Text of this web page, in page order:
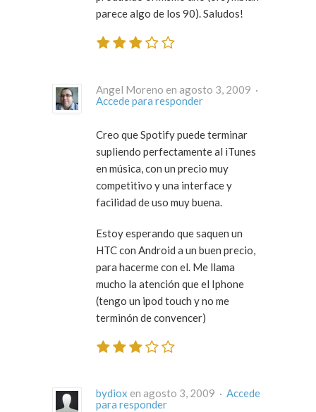
parece algo de los 90). Saludos!
Angel Moreno en agosto 3, 2009 ·
Accede para responder
Creo que Spotify puede terminar
supliendo perfectamente al iTunes
en música, con un precio muy
competitivo y una interface y
facilidad de uso muy buena.
Estoy esperando que saquen un
HTC con Android a un buen precio,
para hacerme con el. Me llama
mucho la atención que el Iphone
(tengo un ipod touch y no me
terminón de convencer)
bydiox en agosto 3, 2009 · Accede
para responder